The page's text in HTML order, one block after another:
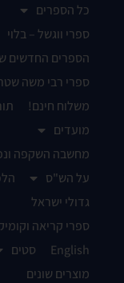
כל הספרים
ספרי ווגשל – בלוי
הספרים החדשים
ספרי רבי משה
משלוח חינם!
מועדים
מחשבה השקפה
על הש"ס
גדולי ישראל
ספרי קריאה
English
סטים
מוצרים שונים